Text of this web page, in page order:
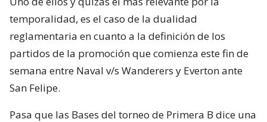
temporalidad, es el caso de la dualidad
reglamentaria en cuanto a la definición de los
partidos de la promoción que comienza este fin de
semana entre Naval v/s Wanderers y Everton ante
San Felipe.
Pasa que las Bases del torneo de Primera B dice una